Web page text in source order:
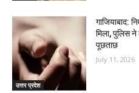
उत्तर प्रदेश
गाजियाबाद:
मिला, पुलिस
पूछताछ
July 11, 2026